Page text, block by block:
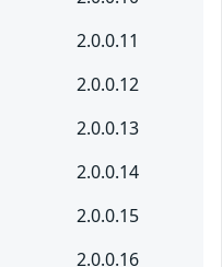
2.0.0.11
2.0.0.12
2.0.0.13
2.0.0.14
2.0.0.15
2.0.0.16